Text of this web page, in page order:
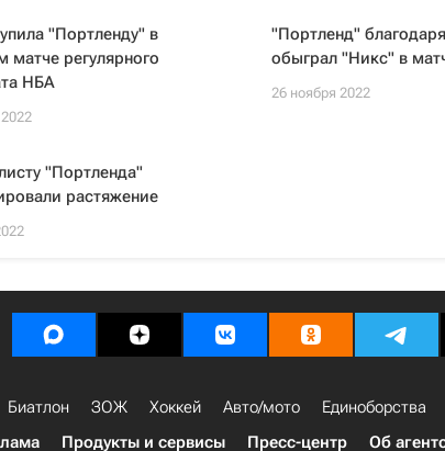
"Портленду" в
регулярного
НБА
"Портленд"
обыграл "Никс" в
26 ноября 2022
"Портленда"
растяжение
Биатлон ЗОЖ Хоккей Авто/мото Единоборства
Продукты и сервисы Пресс-центр Об